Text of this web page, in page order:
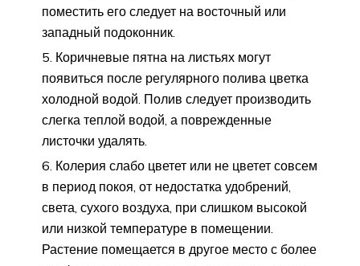
поместить его следует на восточный или
западный подоконник.
Коричневые пятна на листьях могут
появиться после регулярного полива цветка
холодной водой. Полив следует производить
слегка теплой водой, а поврежденные
листочки удалять.
Колерия слабо цветет или не цветет совсем
в период покоя, от недостатка удобрений,
света, сухого воздуха, при слишком высокой
или низкой температуре в помещении.
Растение помещается в другое место с более